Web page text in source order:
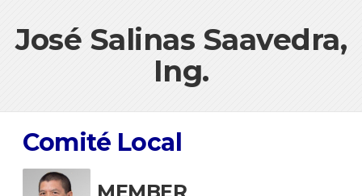
José Salinas Saavedra,
Ing.
Comité Local